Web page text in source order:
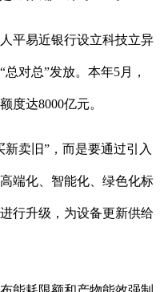
平易近银行设立科技立异
对总”发放。本年5月，
度达8000亿元。
卖旧”，而是要通过引入
端化、智能化、绿色化标
行升级，为设备更新供给